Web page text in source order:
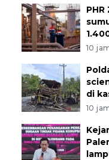
10
di
10